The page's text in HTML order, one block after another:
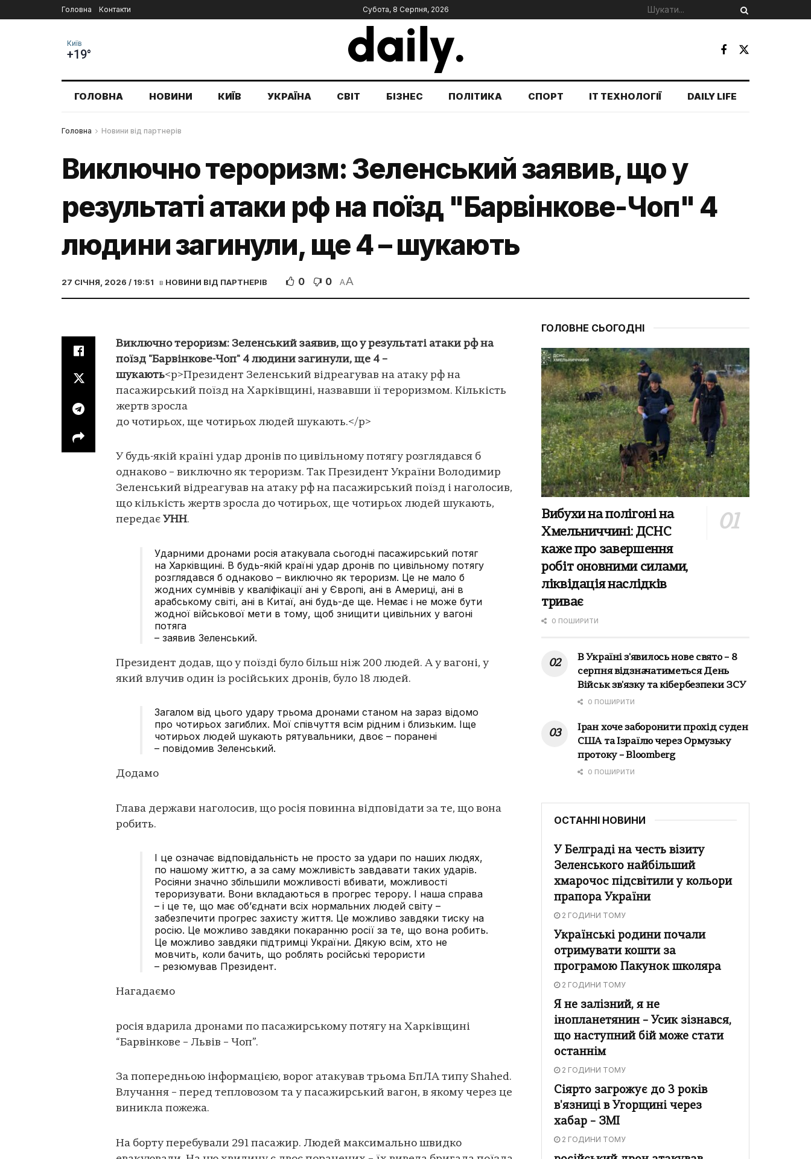
Головна Контакти Субота, 8 Серпня, 2026
Київ
+19°
ГОЛОВНА НОВИНИ КИЇВ УКРАЇНА СВІТ БІЗНЕС ПОЛІТИКА СПОРТ IT ТЕХНОЛОГІЇ DAILY LIFE
Головна Новини від партнерів
Виключно тероризм: Зеленський заявив, що у
результаті атаки рф на поїзд "Барвінкове-Чоп" 4
людини загинули, ще 4 – шукають
27 СІЧНЯ, 2026 / 19:51 в НОВИНИ ВІД ПАРТНЕРІВ 0 0 AA
Виключно тероризм: Зеленський заявив, що у результаті атаки рф на
поїзд "Барвінкове-Чоп" 4 людини загинули, ще 4 –
шукають<p>Президент Зеленський відреагував на атаку рф на
пасажирський поїзд на Харківщині, назвавши її тероризмом. Кількість
жертв зросла
до чотирьох, ще чотирьох людей шукають.</p>
У будь-якій країні удар дронів по цивільному потягу розглядався б
однаково – виключно як тероризм. Так Президент України Володимир
Зеленський відреагував на атаку рф на пасажирський поїзд і наголосив,
що кількість жертв зросла до чотирьох, ще чотирьох людей шукають,
передає УНН.
Ударними дронами росія атакувала сьогодні пасажирський потяг
на Харківщині. В будь-якій країні удар дронів по цивільному потягу
розглядався б однаково – виключно як тероризм. Це не мало б
жодних сумнівів у кваліфікації ані у Європі, ані в Америці, ані в
арабському світі, ані в Китаї, ані будь-де ще. Немає і не може бути
жодної військової мети в тому, щоб знищити цивільних у вагоні
потяга
– заявив Зеленський.
Президент додав, що у поїзді було більш ніж 200 людей. А у вагоні, у
який влучив один із російських дронів, було 18 людей.
Загалом від цього удару трьома дронами станом на зараз відомо
про чотирьох загиблих. Мої співчуття всім рідним і близьким. Іще
чотирьох людей шукають рятувальники, двоє – поранені
– повідомив Зеленський.
Додамо
Глава держави наголосив, що росія повинна відповідати за те, що вона
робить.
І це означає відповідальність не просто за удари по наших людях,
по нашому життю, а за саму можливість завдавати таких ударів.
Росіяни значно збільшили можливості вбивати, можливості
тероризувати. Вони вкладаються в прогрес терору. І наша справа
– і це те, що має об’єднати всіх нормальних людей світу –
забезпечити прогрес захисту життя. Це можливо завдяки тиску на
росію. Це можливо завдяки покаранню росії за те, що вона робить.
Це можливо завдяки підтримці України. Дякую всім, хто не
мовчить, коли бачить, що роблять російські терористи
– резюмував Президент.
Нагадаємо
росія вдарила дронами по пасажирському потягу на Харківщині
“Барвінкове – Львів – Чоп”.
За попередньою інформацією, ворог атакував трьома БпЛА типу Shahed.
Влучання – перед тепловозом та у пасажирський вагон, в якому через це
виникла пожежа.
На борту перебували 291 пасажир. Людей максимально швидко
ГОЛОВНЕ СЬОГОДНІ
Вибухи на полігоні на
Хмельниччині: ДСНС
каже про завершення
робіт оновними силами,
ліквідація наслідків
триває
0 ПОШИРИТИ
В Україні з'явилось нове свято – 8
серпня відзначатиметься День
Військ зв'язку та кібербезпеки ЗСУ
0 ПОШИРИТИ
Іран хоче заборонити прохід суден
США та Ізраїлю через Ормузьку
протоку – Bloomberg
0 ПОШИРИТИ
ОСТАННІ НОВИНИ
У Белграді на честь візиту
Зеленського найбільший
хмарочос підсвітили у кольори
прапора України
2 ГОДИНИ ТОМУ
Українські родини почали
отримувати кошти за
програмою Пакунок школяра
2 ГОДИНИ ТОМУ
Я не залізний, я не
інопланетянин – Усик зізнався,
що наступний бій може стати
останнім
2 ГОДИНИ ТОМУ
Сіярто загрожує до 3 років
в'язниці в Угорщині через
хабар – ЗМІ
2 ГОДИНИ ТОМУ